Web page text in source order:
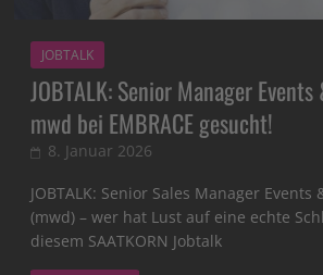
JOBTALK
JOBTALK: Senior Manager
mwd bei EMBRACE gesucht!
8. Januar 2026
JOBTALK: Senior Sales Manager Events
(mwd) – wer hat Lust auf eine echte
diesem SAATKORN Jobtalk